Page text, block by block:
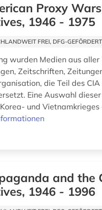
Proxy
1946 - 1975
FREI, DFG-
wurden Medien aus
Zeitschriften,
die Teil des
Eine Auswahl
und
and the
1946 - 1996